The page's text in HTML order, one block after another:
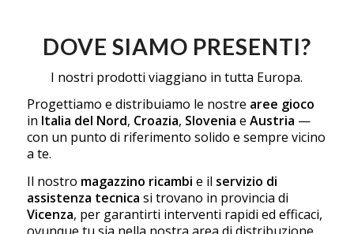
DOVE SIAMO PRESENTI?
I nostri prodotti viaggiano in tutta Europa.
Progettiamo e distribuiamo le nostre aree gioco
in Italia del Nord, Croazia, Slovenia e Austria —
con un punto di riferimento solido e sempre vicino
a te.
Il nostro magazzino ricambi e il servizio di
assistenza tecnica si trovano in provincia di
Vicenza, per garantirti interventi rapidi ed efficaci,